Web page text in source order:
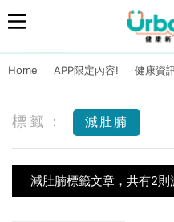
Home APP限定內容! 健康資
標籤： 減肚腩
減肚腩標籤文章，共有2